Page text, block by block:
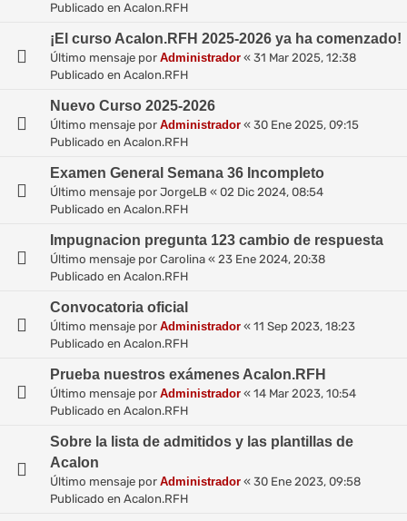
Publicado en Acalon.RFH
¡El curso Acalon.RFH 2025-2026 ya ha comenzado!
Último mensaje por Administrador « 31 Mar 2025, 12:38
Publicado en Acalon.RFH
Nuevo Curso 2025-2026
Último mensaje por Administrador « 30 Ene 2025, 09:15
Publicado en Acalon.RFH
Examen General Semana 36 Incompleto
Último mensaje por JorgeLB « 02 Dic 2024, 08:54
Publicado en Acalon.RFH
Impugnacion pregunta 123 cambio de respuesta
Último mensaje por Carolina « 23 Ene 2024, 20:38
Publicado en Acalon.RFH
Convocatoria oficial
Último mensaje por Administrador « 11 Sep 2023, 18:23
Publicado en Acalon.RFH
Prueba nuestros exámenes Acalon.RFH
Último mensaje por Administrador « 14 Mar 2023, 10:54
Publicado en Acalon.RFH
Sobre la lista de admitidos y las plantillas de
Acalon
Último mensaje por Administrador « 30 Ene 2023, 09:58
Publicado en Acalon.RFH